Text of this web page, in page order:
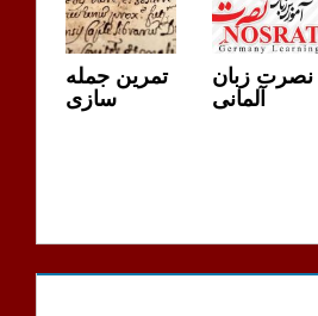
تمرین جمله
سازی
نصرت زبان
آلمانی